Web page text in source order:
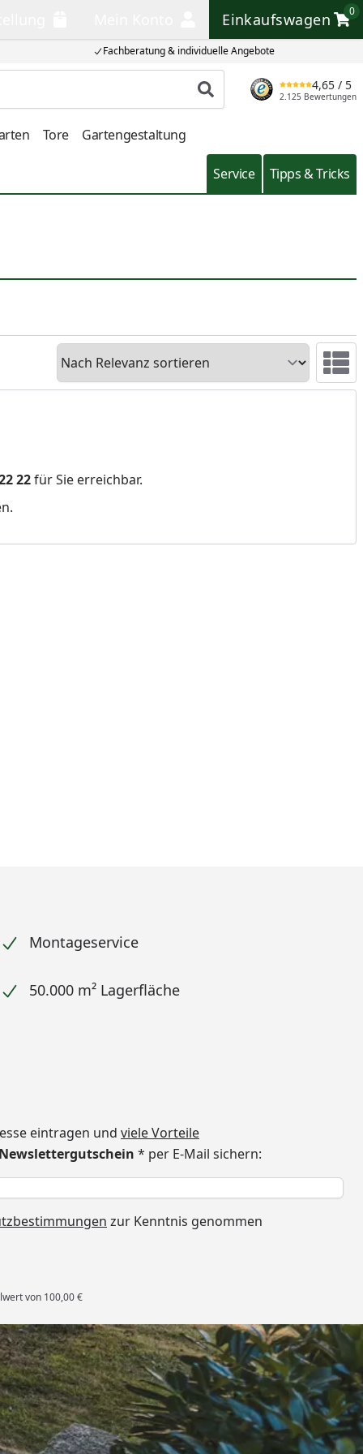
Fachberatung & individuelle Angebote
Einkaufswagen
0
Einkaufswagen
Produkt suchen
4,65 / 5
2.125 Bewertungen
Tore Gartengestaltung
Service Tipps & Tricks
Sortieren
22für Sie erreichbar.
Montageservice
50.000 m² Lagerfläche
eintragen und viele Vorteile
* per E-Mail sichern:
zur Kenntnis genommen
von 100,00 €